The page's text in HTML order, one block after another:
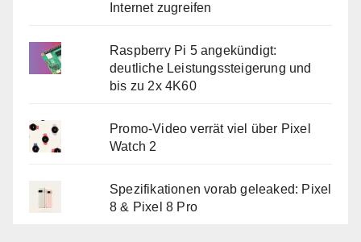
Internet zugreifen
Raspberry Pi 5 angekündigt:
deutliche Leistungssteigerung und
bis zu 2x 4K60
Promo-Video verrät viel über Pixel
Watch 2
Spezifikationen vorab geleaked: Pixel
8 & Pixel 8 Pro